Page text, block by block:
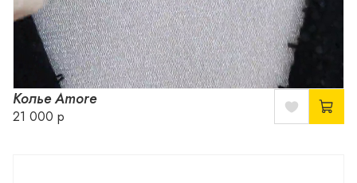
Колье Amore
21 000 р